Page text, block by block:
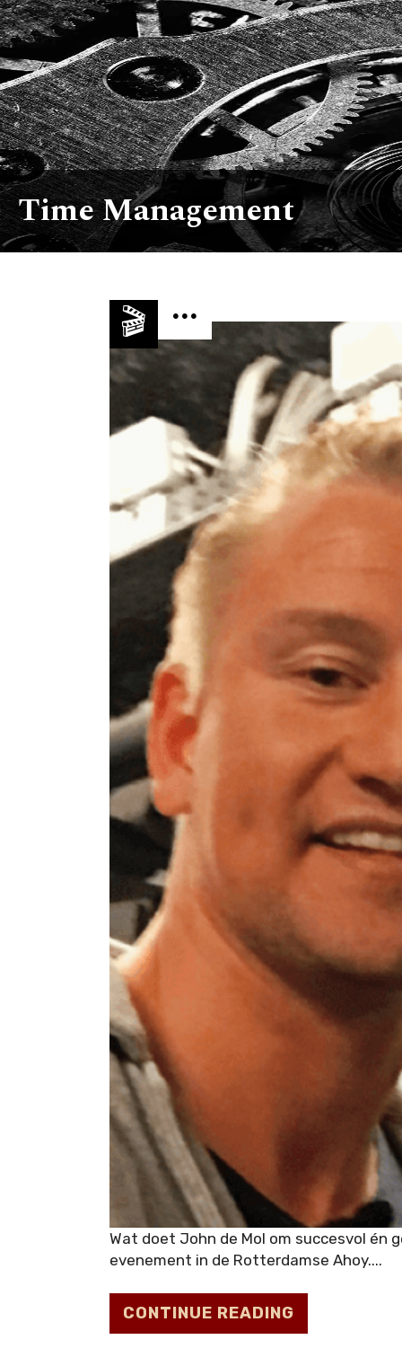
EFFICIENCY
📰
ENTREPRENEURSHIP
👨🏼‍💻
Time Management
Habits
Lifehacks
🎬 ...
Wat doet John de Mol om succesvol én
evenement in de Rotterdamse Ahoy....
CONTINUE READING